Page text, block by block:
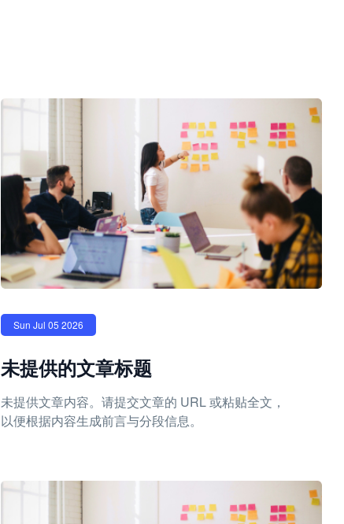
Sun Jul 05 2026
未提供的文章标题
未提供文章内容。请提交文章的 URL 或粘贴全文，
以便根据内容生成前言与分段信息。